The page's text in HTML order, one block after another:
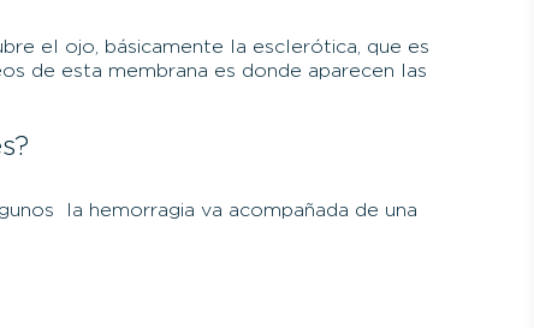
el ojo, básicamente la esclerótica, que es
de esta membrana es donde aparecen las
la hemorragia va acompañada de una